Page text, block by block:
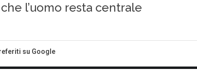
l’uomo resta centrale
su Google